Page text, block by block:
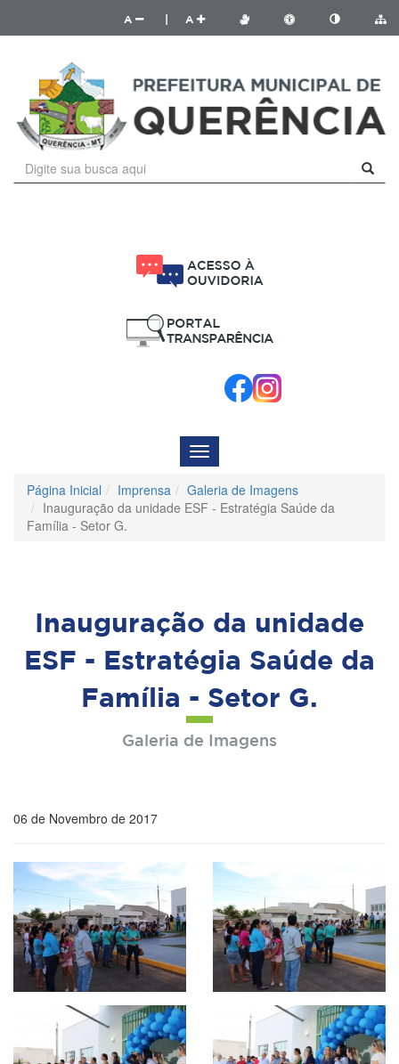
A A
Menu
de
Navegação
Página Inicial Imprensa
Galeria de Imagens
Inauguração da unidade ESF - Estratégia Saúde da
Família - Setor G.
Inauguração da unidade
ESF - Estratégia Saúde da
Família - Setor G.
Galeria de Imagens
06 de Novembro de 2017